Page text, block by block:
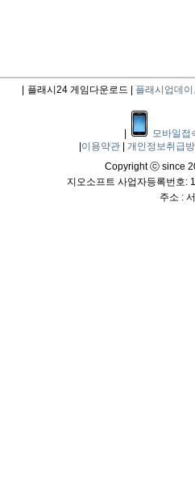
플래시24 게임다운로드 | 플래시업데이
모바일접
이용약관
개인정보취급
Copyright ⓒ since
지오소프트 사업자등록번호:
주소 :